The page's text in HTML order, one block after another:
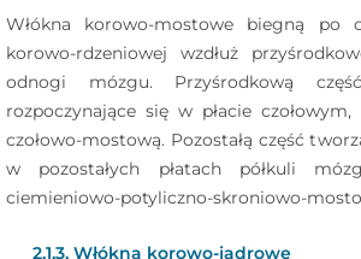
Włókna korowo-mostowe biegną po
korowo-rdzeniowej wzdłuż
odnogi mózgu. Przyśrodkową
rozpoczynające się w płacie
czołowo-mostową. Pozostałą część
w pozostałych płatach półkuli
ciemieniowo-potyliczno-skroniowo-
2.1.3. Włókna korowo-jądrowe